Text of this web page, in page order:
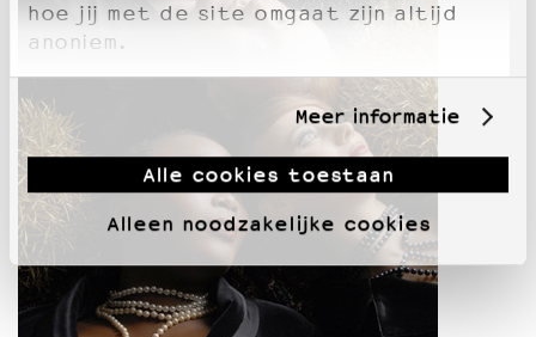
hoe jij met de site omgaat zijn altijd
anoniem.
Meer informatie
Alle cookies toestaan
Alleen noodzakelijke cookies